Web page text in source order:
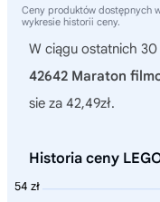
Ceny produktów dostępnych
wykresie historii ceny.
W ciągu ostatnich 30
42642 Maraton
sie za 42,49zł.
Historia ceny
54 zł